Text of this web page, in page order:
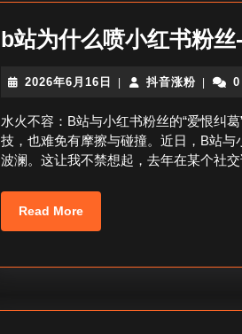
b站为什么喷小红书粉
2026年6月16日
2026
6
月
16
日
抖音涨粉抖
涨
粉
水火不容：B站与小红书粉丝的“爱恨纠
技，也难免有摩擦与碰撞。近日，B站
波澜。这让我不禁想起，去年在某个社
Read MoreRead
More